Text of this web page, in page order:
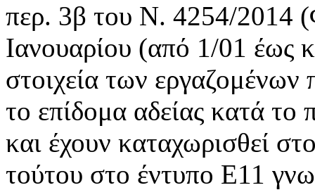
περ. 3β του Ν. 4254/2014
Ιανουαρίου (από 1/01 έως
στοιχεία των εργαζομένων
το επίδομα αδείας κατά το
και έχουν καταχωρισθεί
τούτου στο έντυπο Ε11